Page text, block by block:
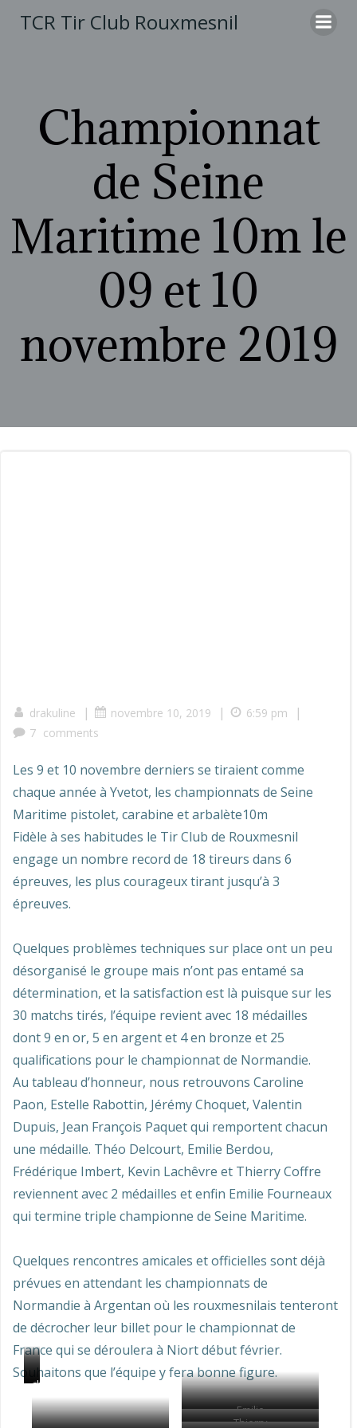
au
TCR Tir Club Rouxmesnil
Championnat
de Seine
Maritime 10m le
09 et 10
novembre 2019
drakuline | novembre 10, 2019 | 6:59 pm |
7 comments
Les 9 et 10 novembre derniers se tiraient comme
chaque année à Yvetot, les championnats de Seine
Maritime pistolet, carabine et arbalète10m
Fidèle à ses habitudes le Tir Club de Rouxmesnil
engage un nombre record de 18 tireurs dans 6
épreuves, les plus courageux tirant jusqu’à 3
épreuves.
Quelques problèmes techniques sur place ont un peu
désorganisé le groupe mais n’ont pas entamé sa
détermination, et la satisfaction est là puisque sur les
30 matchs tirés, l’équipe revient avec 18 médailles
dont 9 en or, 5 en argent et 4 en bronze et 25
qualifications pour le championnat de Normandie.
Au tableau d’honneur, nous retrouvons Caroline
Paon, Estelle Rabottin, Jérémy Choquet, Valentin
Dupuis, Jean François Paquet qui remportent chacun
une médaille. Théo Delcourt, Emilie Berdou,
Frédérique Imbert, Kevin Lachêvre et Thierry Coffre
reviennent avec 2 médailles et enfin Emilie Fourneaux
qui termine triple championne de Seine Maritime.
Quelques rencontres amicales et officielles sont déjà
prévues en attendant les championnats de
Normandie à Argentan où les rouxmesnilais tenteront
de décrocher leur billet pour le championnat de
France qui se déroulera à Niort début février.
Souhaitons que l’équipe y fera bonne figure.
10
tireurs
dont
une
très
belle
chut,
on
écoute
Emilie
Thierry